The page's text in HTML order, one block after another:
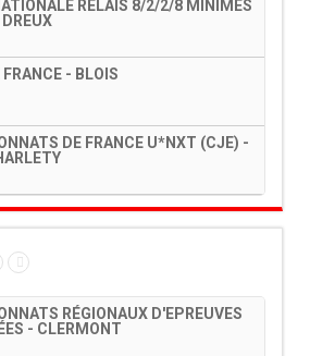
RELAIS 8/2/2/8 MINIMES
FRANCE - BLOIS
DE FRANCE U*NXT (CJE) -
RÉGIONAUX D'EPREUVES
- CLERMONT